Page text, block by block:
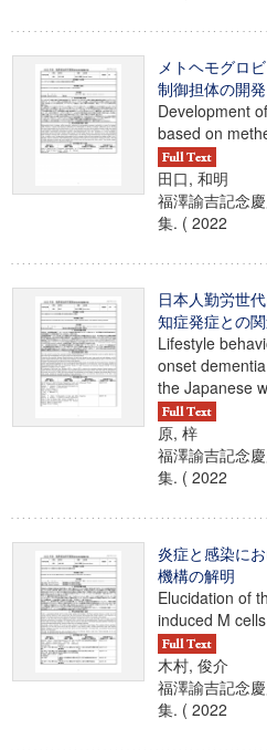
メトヘモグロ
制御担体の開発
Development
based on
田口, 和明
福澤諭吉記念
集. ( 2022
日本人勤労世
知症発症との
Lifestyle
onset
the Japanese
原, 梓
福澤諭吉記念
集. ( 2022
炎症と感染に
機構の解明
Elucidation of
induced M
木村, 俊介
福澤諭吉記念
集. ( 2022